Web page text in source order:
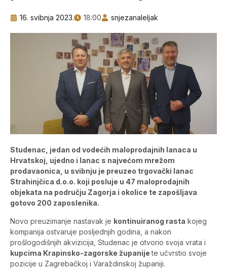
16. svibnja 2023. 18:00 snjezanaleljak
Studenac, jedan od vodećih maloprodajnih lanaca u
Hrvatskoj, ujedno i lanac s najvećom mrežom
prodavaonica, u svibnju je preuzeo trgovački lanac
Strahinjčica d.o.o. koji posluje u 47 maloprodajnih
objekata na području Zagorja i okolice te zapošljava
gotovo 200 zaposlenika.
Novo preuzimanje nastavak je kontinuiranog rasta kojeg
kompanija ostvaruje posljednjih godina, a nakon
prošlogodišnjih akvizicija, Studenac je otvorio svoja vrata i
kupcima Krapinsko-zagorske županijete učvrstio svoje
pozicije u Zagrebačkoj i Varaždinskoj županiji.